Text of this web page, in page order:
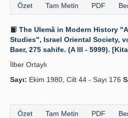
Özet Tam Metin PDF
The Ulemâ in Modern History
Studies", Israel Oriental Society,
Baer, 275 sahife. (A III - 5999).
İlber Ortaylı
Sayı: Ekim 1980, Cilt 44 - Sayı 176
Özet Tam Metin PDF